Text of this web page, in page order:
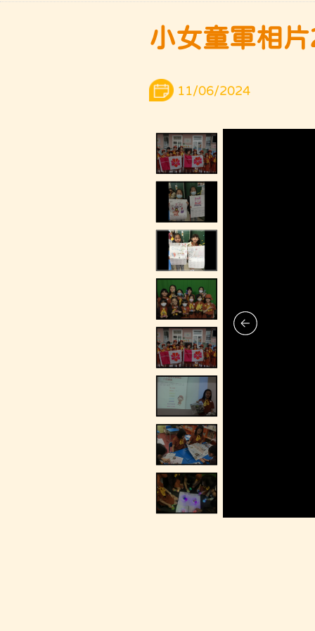
小女童軍相
11/06/2024